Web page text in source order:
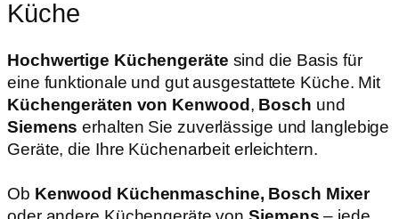
Küche
Hochwertige Küchengeräte sind die Basis für
eine funktionale und gut ausgestattete Küche. Mit
Küchengeräten von Kenwood , Bosch und
Siemens erhalten Sie zuverlässige und langlebige
Geräte, die Ihre Küchenarbeit erleichtern.
Ob Kenwood Küchenmaschine, Bosch Mixer